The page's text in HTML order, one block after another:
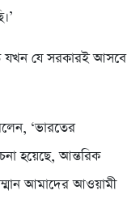
যখন যে সরকারই আসবে
‘ভারতের
হয়েছে, আন্তরিক
আমাদের আওয়ামী